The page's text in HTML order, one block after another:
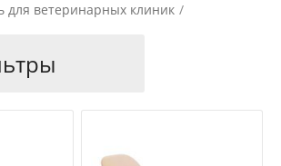
для ветеринарных клиник /